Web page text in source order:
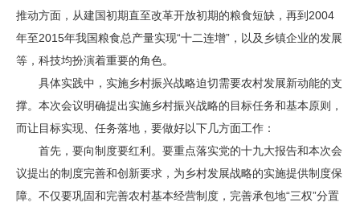
推动方面，从建国初期直至改革开放初期的粮食短缺，再到2004
年至2015年我国粮食总产量实现“十二连增”，以及乡镇企业的发展
等，科技均扮演着重要的角色。
具体实践中，实施乡村振兴战略迫切需要农村发展新动能的支
撑。本次会议明确提出实施乡村振兴战略的目标任务和基本原则，
而让目标实现、任务落地，要做好以下几方面工作：
首先，要向制度要红利。要重点落实党的十九大报告和本次会
议提出的制度完善和创新要求，为乡村发展战略的实施提供制度保
障。不仅要巩固和完善农村基本经营制度，完善承包地“三权”分置